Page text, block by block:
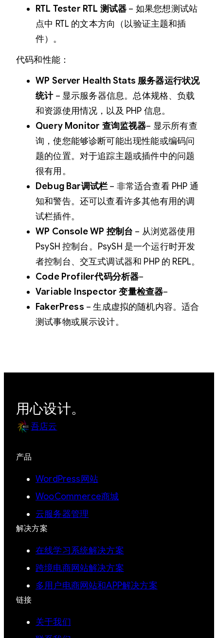
RTL Tester RTL 测试器 – 如果您想测试站
点中 RTL 的文本方向（以验证主题和插
件）。
代码和性能：
WP Server Health Stats 服务器运行状况
统计 – 显示服务器信息。总体规格、负载
和资源使用情况，以及 PHP 信息。
Query Monitor 查询监视器– 显示所有查
询，使您能够诊断可能出现性能或编码问
题的位置。对于追踪主题或插件中的问题
很有用。
Debug Bar调试栏– 非常适合查看 PHP 通
知和警告。还可以查看许多其他有用的调
试栏插件。
WP Console WP 控制台 – 从浏览器使用
PsySH 控制台。PsySH 是一个运行时开发
者控制台、交互式调试器和 PHP 的 REPL。
Code Profiler代码分析器–
Variable Inspector 变量检查器–
FakerPress – 生成虚拟的随机内容。适合
测试事物或展示设计。
用心设计。
吾店云
产品
WordPress网站
WooCommerce商城
云服务器管理
解决方案
在线学习系统解决方案
跨境电商网站解决方案
多用户电商网站和APP解决方案
链接
关于我们